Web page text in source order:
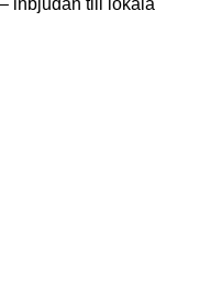
inbjudan till lokala